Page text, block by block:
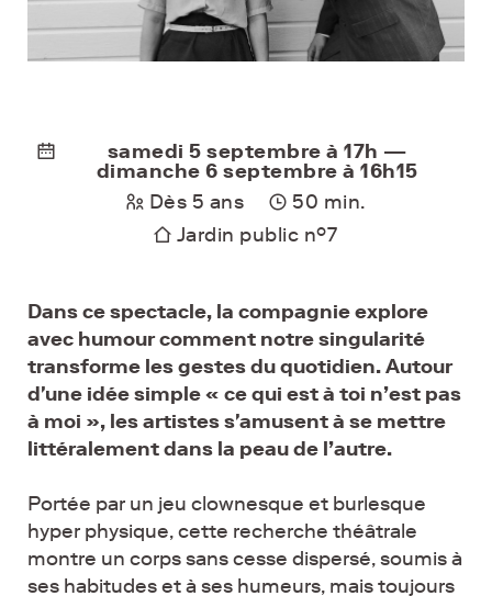
samedi 5 septembre à 17h —
dimanche 6 septembre à 16h15
Dès 5 ans
50 min.
Jardin public n°7
Dans ce spectacle, la compagnie explore
avec humour comment notre singularité
transforme les gestes du quotidien. Autour
d'une idée simple « ce qui est à toi n’est pas
à moi », les artistes s'amusent à se mettre
littéralement dans la peau de l’autre.
Portée par un jeu clownesque et burlesque
hyper physique, cette recherche théâtrale
montre un corps sans cesse dispersé, soumis à
ses habitudes et à ses humeurs, mais toujours